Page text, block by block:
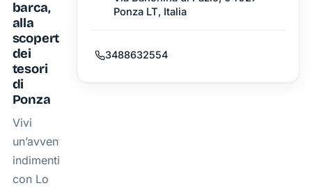
barca,
alla
scoperta
dei
tesori
di
Ponza
Vivi
un’avventura
indimenticabile
con Lo
Ponza LT, Italia
3488632554